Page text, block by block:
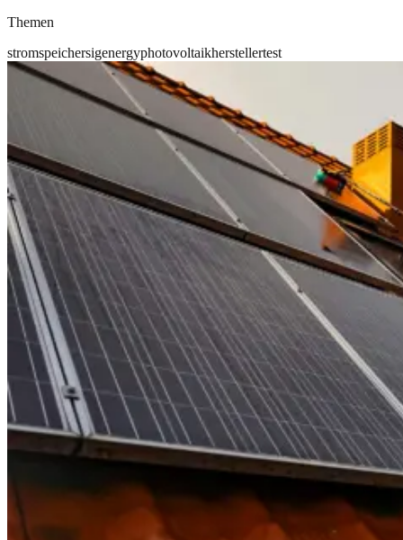
Themen
stromspeichersigenergyphotovoltaikherstellertest